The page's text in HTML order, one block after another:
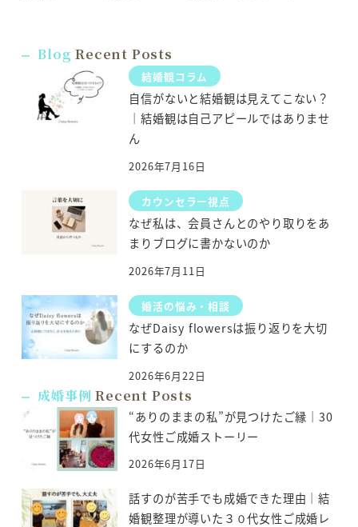
Blog Recent Posts
結婚観コラム
自信がないと結婚観は見えてこない？
｜結婚観は自己アピールではありませ
ん
2026年7月16日
カウンセラー視点
なぜ私は、会員さんとのやり取りをあ
まりブログに書かないのか
2026年7月11日
婚活の悩み・相談
なぜDaisy flowersは振り返りを大切
にするのか
2026年6月22日
成婚事例 Recent Posts
“ありのままの私”が見つけたご縁｜30
代女性ご成婚ストーリー
2026年6月17日
話すのが苦手でも成婚できた理由｜結
婚観整理が導いた３０代女性ご成婚レ